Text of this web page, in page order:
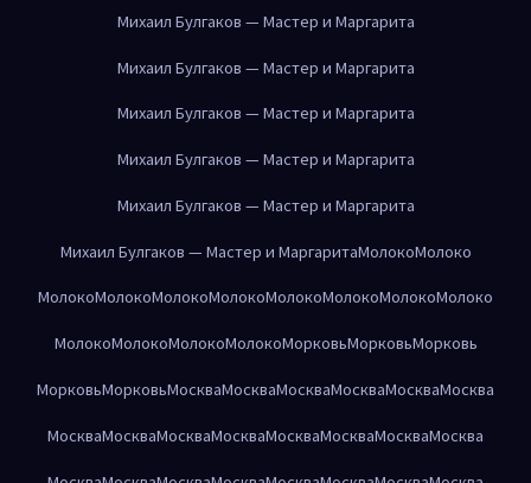
Михаил Булгаков — Мастер и Маргарита
Михаил Булгаков — Мастер и Маргарита
Михаил Булгаков — Мастер и Маргарита
Михаил Булгаков — Мастер и Маргарита
Михаил Булгаков — Мастер и Маргарита
Михаил Булгаков — Мастер и МаргаритаМолокоМолоко
МолокоМолокоМолокоМолокоМолокоМолокоМолокоМолоко
МолокоМолокоМолокоМолокоМорковьМорковьМорковь
МорковьМорковьМоскваМоскваМоскваМоскваМоскваМосква
МоскваМоскваМоскваМоскваМоскваМоскваМоскваМосква